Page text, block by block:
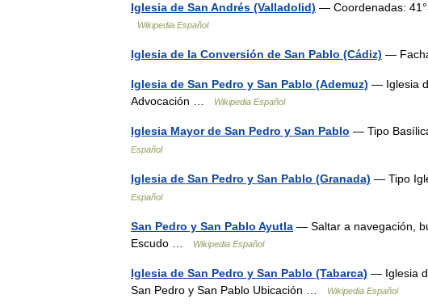
Iglesia de San Andrés (Valladolid) — Coordenadas:
Wikipedia Español
Iglesia de la Conversión de San Pablo (Cádiz) —
Iglesia de San Pedro y San Pablo (Ademuz) — Iglesia
Advocación …
Wikipedia Español
Iglesia Mayor de San Pedro y San Pablo — Tipo
Español
Iglesia de San Pedro y San Pablo (Granada) — Tipo
Español
San Pedro y San Pablo Ayutla — Saltar a navegación,
Escudo …
Wikipedia Español
Iglesia de San Pedro y San Pablo (Tabarca) — Iglesia
San Pedro y San Pablo Ubicación …
Wikipedia Español